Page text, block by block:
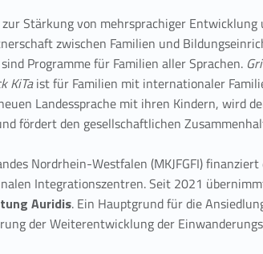
Stärkung von mehrsprachiger Entwicklung
zwischen Familien und
Programme für Familien aller Sprachen.
KiTaist für Familien mit internationaler
Landessprache mit ihren Kindern, wird
fördert den gesellschaftlichen
Nordrhein-Westfalen (MKJFGFI)
Integrationszentren. Seit 2021
Auridis. Ein Hauptgrund für die
der Weiterentwicklung der